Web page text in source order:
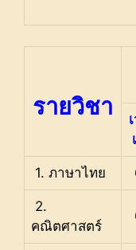
รายวิชา
1. ภาษาไทย
2.
คณิตศาสตร์